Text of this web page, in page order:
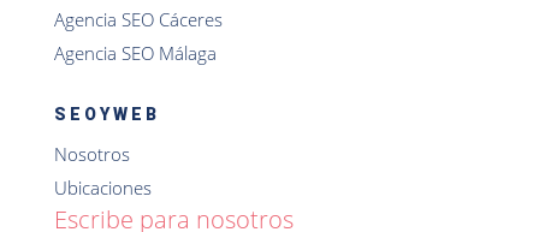
Agencia SEO Cáceres
Agencia SEO Málaga
SEOYWEB
Nosotros
Ubicaciones
Escribe para nosotros